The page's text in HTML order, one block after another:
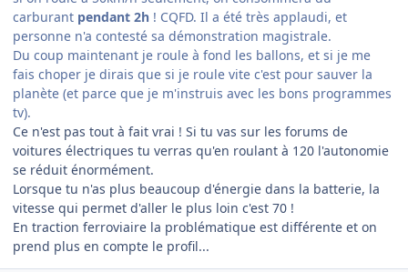
carburant pendant 2h ! CQFD. Il a été très applaudi, et
personne n'a contesté sa démonstration magistrale.
Du coup maintenant je roule à fond les ballons, et si je me
fais choper je dirais que si je roule vite c'est pour sauver la
planète (et parce que je m'instruis avec les bons programmes
tv).
Ce n'est pas tout à fait vrai ! Si tu vas sur les forums de
voitures électriques tu verras qu'en roulant à 120 l'autonomie
se réduit énormément.
Lorsque tu n'as plus beaucoup d'énergie dans la batterie, la
vitesse qui permet d'aller le plus loin c'est 70 !
En traction ferroviaire la problématique est différente et on
prend plus en compte le profil...